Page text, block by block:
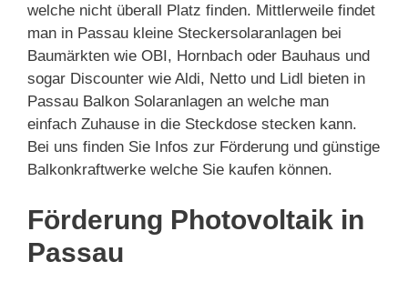
welche nicht überall Platz finden. Mittlerweile findet
man in Passau kleine Steckersolaranlagen bei
Baumärkten wie OBI, Hornbach oder Bauhaus und
sogar Discounter wie Aldi, Netto und Lidl bieten in
Passau Balkon Solaranlagen an welche man
einfach Zuhause in die Steckdose stecken kann.
Bei uns finden Sie Infos zur Förderung und günstige
Balkonkraftwerke welche Sie kaufen können.
Förderung Photovoltaik in
Passau